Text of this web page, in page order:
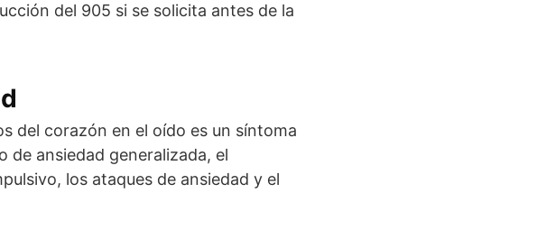
del 905 si se solicita antes de la
del corazón en el oído es un síntoma
ansiedad generalizada, el
los ataques de ansiedad y el